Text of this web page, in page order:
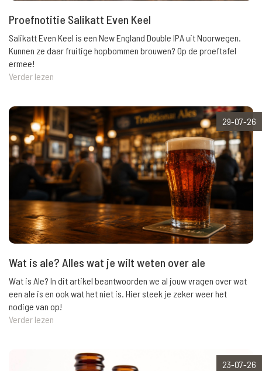
Proefnotitie Salikatt Even Keel
Salikatt Even Keel is een New England Double IPA uit Noorwegen.
Kunnen ze daar fruitige hopbommen brouwen? Op de proeftafel
ermee!
Verder lezen
29-07-26
Wat is ale? Alles wat je wilt weten over ale
Wat is Ale? In dit artikel beantwoorden we al jouw vragen over wat
een ale is en ook wat het niet is. Hier steek je zeker weer het
nodige van op!
Verder lezen
23-07-26